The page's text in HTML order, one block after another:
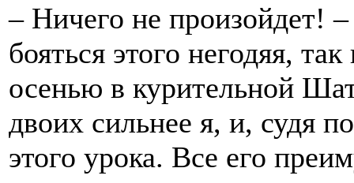
– Ничего не произойдет!
бояться этого негодяя,
осенью в курительной
двоих сильнее я, и, судя
этого урока. Все его